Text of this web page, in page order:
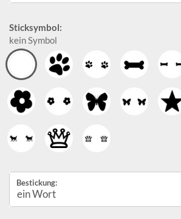
Sticksymbol:
kein Symbol
Bestickung: